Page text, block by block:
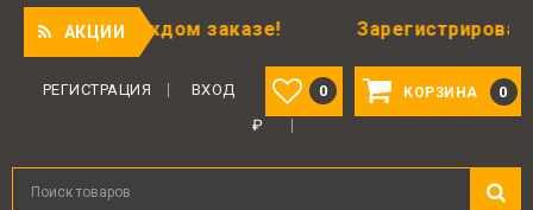
АКЦИИ
в каждом заказе! Зарегистрированным
КОРЗИНА 0
0
РЕГИСТРАЦИЯ
ВХОД
₽
Для авторизованных пользователей
предоставляется 1 бонус за 100 руб.
от совершенной покупки. Бонусами